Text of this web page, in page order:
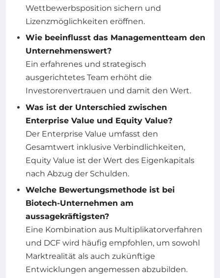
Wettbewerbsposition sichern und
Lizenzmöglichkeiten eröffnen.
Wie beeinflusst das Managementteam den
Unternehmenswert?
Ein erfahrenes und strategisch
ausgerichtetes Team erhöht die
Investorenvertrauen und damit den Wert.
Was ist der Unterschied zwischen
Enterprise Value und Equity Value?
Der Enterprise Value umfasst den
Gesamtwert inklusive Verbindlichkeiten,
Equity Value ist der Wert des Eigenkapitals
nach Abzug der Schulden.
Welche Bewertungsmethode ist bei
Biotech-Unternehmen am
aussagekräftigsten?
Eine Kombination aus Multiplikatorverfahren
und DCF wird häufig empfohlen, um sowohl
Marktrealität als auch zukünftige
Entwicklungen angemessen abzubilden.